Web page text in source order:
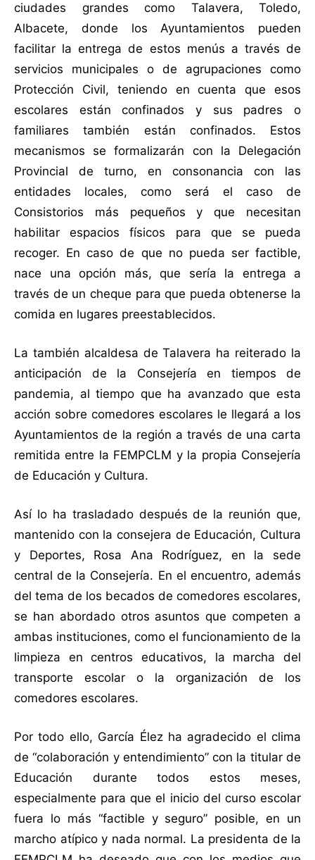
ciudades grandes como Talavera, Toledo,
Albacete, donde los Ayuntamientos pueden
facilitar la entrega de estos menús a través de
servicios municipales o de agrupaciones como
Protección Civil, teniendo en cuenta que esos
escolares están confinados y sus padres o
familiares también están confinados. Estos
mecanismos se formalizarán con la Delegación
Provincial de turno, en consonancia con las
entidades locales, como será el caso de
Consistorios más pequeños y que necesitan
habilitar espacios físicos para que se pueda
recoger. En caso de que no pueda ser factible,
nace una opción más, que sería la entrega a
través de un cheque para que pueda obtenerse la
comida en lugares preestablecidos.
La también alcaldesa de Talavera ha reiterado la
anticipación de la Consejería en tiempos de
pandemia, al tiempo que ha avanzado que esta
acción sobre comedores escolares le llegará a los
Ayuntamientos de la región a través de una carta
remitida entre la FEMPCLM y la propia Consejería
de Educación y Cultura.
Así lo ha trasladado después de la reunión que,
mantenido con la consejera de Educación, Cultura
y Deportes, Rosa Ana Rodríguez, en la sede
central de la Consejería. En el encuentro, además
del tema de los becados de comedores escolares,
se han abordado otros asuntos que competen a
ambas instituciones, como el funcionamiento de la
limpieza en centros educativos, la marcha del
transporte escolar o la organización de los
comedores escolares.
Por todo ello, García Élez ha agradecido el clima
de “colaboración y entendimiento” con la titular de
Educación durante todos estos meses,
especialmente para que el inicio del curso escolar
fuera lo más “factible y seguro” posible, en un
marcho atípico y nada normal. La presidenta de la